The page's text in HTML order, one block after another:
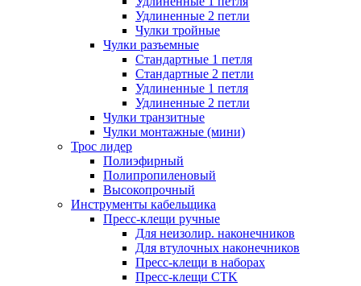
Удлиненные 2 петли
Чулки тройные
Чулки разъемные
Стандартные 1 петля
Стандартные 2 петли
Удлиненные 1 петля
Удлиненные 2 петли
Чулки транзитные
Чулки монтажные (мини)
Трос лидер
Полиэфирный
Полипропиленовый
Высокопрочный
Инструменты кабельщика
Пресс-клещи ручные
Для неизолир. наконечников
Для втулочных наконечников
Пресс-клещи в наборах
Пресс-клещи CTK